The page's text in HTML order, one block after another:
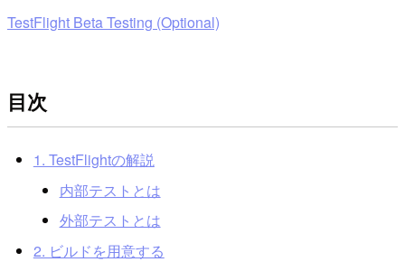
TestFlight Beta Testing (Optional)
目次
1. TestFlightの解説
内部テストとは
外部テストとは
2. ビルドを用意する